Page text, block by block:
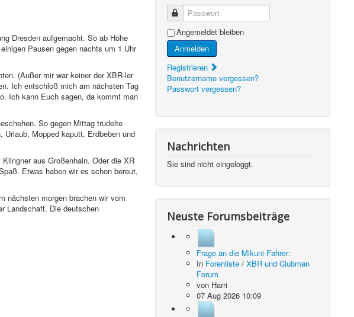
Dresden aufgemacht. So ab Höhe
Pausen gegen nachts um 1 Uhr
(Außer mir war keiner der XBR-ler
Ich entschloß mich am nächsten Tag
Ich kann Euch sagen, da kommt man
So gegen Mittag trudelte
Mopped kaputt, Erdbeben und
aus Großenhain. Oder die XR
Etwas haben wir es schon bereut,
nächsten morgen brachen wir vom
Landschaft. Die deutschen
Passwort
Angemeldet bleiben
Anmelden
Registrieren
Benutzername vergessen?
Passwort vergessen?
Nachrichten
Sie sind nicht eingeloggt.
Neuste Forumsbeiträge
Frage an die Mikuni Fahrer:
In Forenliste /XBR und Clubman
Forum
von Harri
07 Aug 2026 10:09